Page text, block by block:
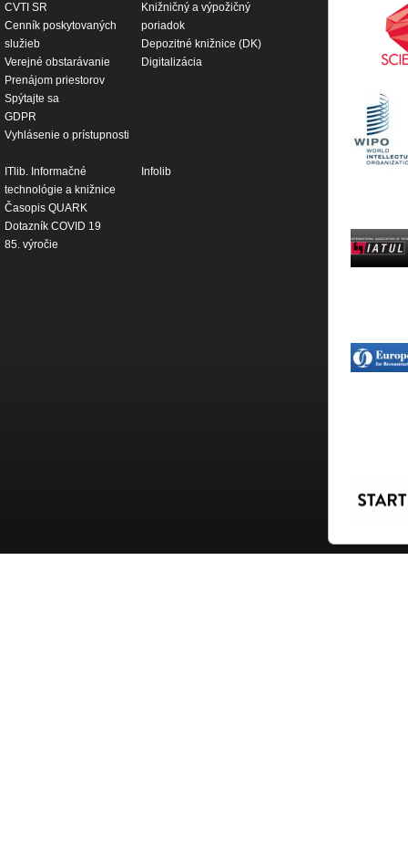
CVTI SR
Cenník poskytovaných
služieb
Verejné obstarávanie
Prenájom priestorov
Spýtajte sa
GDPR
Vyhlásenie o prístupnosti
Knižničný a výpožičný
poriadok
Depozitné knižnice (DK)
Digitalizácia
ITlib. Informačné
technológie a knižnice
Časopis QUARK
Dotazník COVID 19
85. výročie
Infolib